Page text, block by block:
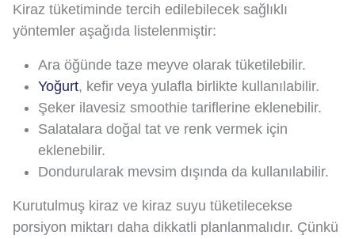
Kiraz tüketiminde tercih edilebilecek sağlıklı
yöntemler aşağıda listelenmiştir:
Ara öğünde taze meyve olarak tüketilebilir.
Yoğurt, kefir veya yulafla birlikte kullanılabilir.
Şeker ilavesiz smoothie tariflerine eklenebilir.
Salatalara doğal tat ve renk vermek için
eklenebilir.
Dondurularak mevsim dışında da kullanılabilir.
Kurutulmuş kiraz ve kiraz suyu tüketilecekse
porsiyon miktarı daha dikkatli planlanmalıdır. Çünkü